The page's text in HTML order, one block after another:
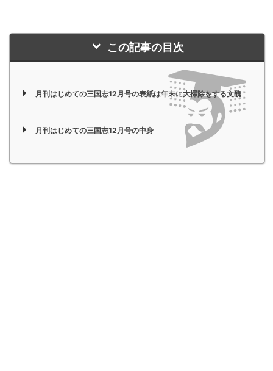
この記事の目次
月刊はじめての三国志12月号の表紙は年末に大掃除をする文醜
月刊はじめての三国志12月号の中身